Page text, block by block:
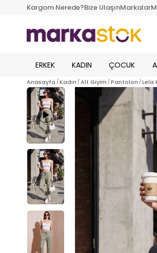
Kargom Nerede?Bize UlaşınMarkalar
ERKEK KADIN ÇOCUK
Anasayfa Kadın Alt Giyim Pantolon Lela